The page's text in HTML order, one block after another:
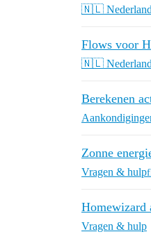
🇳🇱
Flows voor
🇳🇱
Berekenen
Zonne
Vragen & hulp
Homewizard
Vragen & hulp